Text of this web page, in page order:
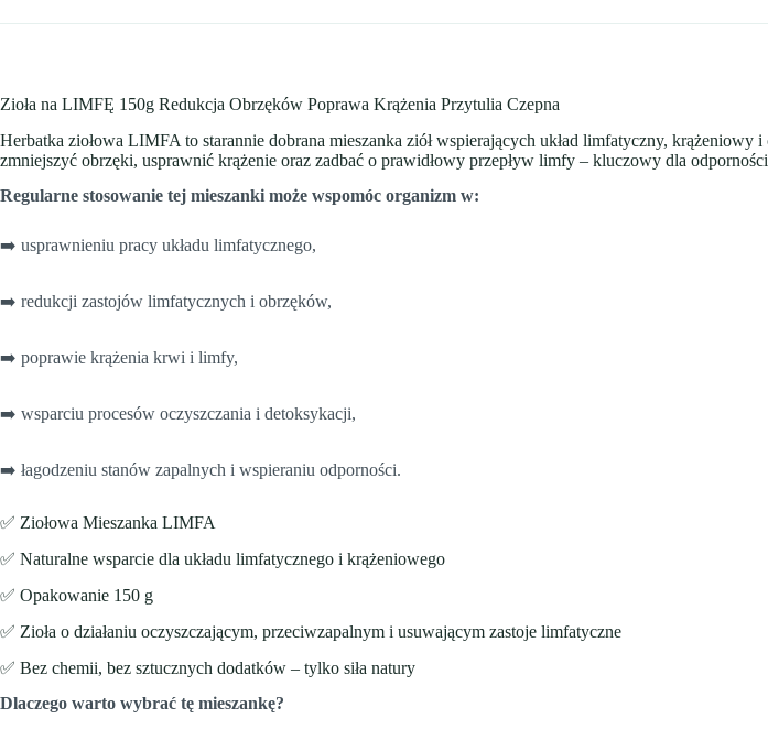
Zioła na LIMFĘ 150g Redukcja Obrzęków Poprawa Krążenia Przytulia Czepna
Herbatka ziołowa LIMFA to starannie dobrana mieszanka ziół wspierających układ limfatyczny,
zmniejszyć obrzęki, usprawnić krążenie oraz zadbać o prawidłowy przepływ limfy – kluczowy dla
Regularne stosowanie tej mieszanki może wspomóc organizm w:
➡️ usprawnieniu pracy układu limfatycznego,
➡️ redukcji zastojów limfatycznych i obrzęków,
➡️ poprawie krążenia krwi i limfy,
➡️ wsparciu procesów oczyszczania i detoksykacji,
➡️ łagodzeniu stanów zapalnych i wspieraniu odporności.
✅ Ziołowa Mieszanka LIMFA
✅ Naturalne wsparcie dla układu limfatycznego i krążeniowego
✅ Opakowanie 150 g
✅ Zioła o działaniu oczyszczającym, przeciwzapalnym i usuwającym zastoje limfatyczne
✅ Bez chemii, bez sztucznych dodatków – tylko siła natury
Dlaczego warto wybrać tę mieszankę?